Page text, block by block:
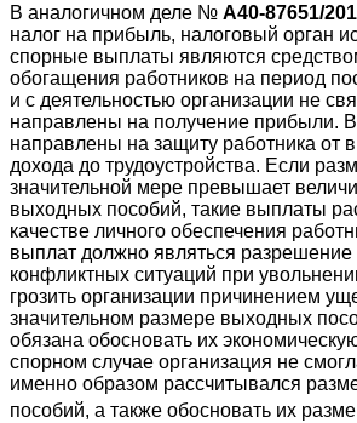
В аналогичном деле № А40-87651/
налог на прибыль, налоговый орган
спорные выплаты являются
обогащения работников на период
и с деятельностью организации не
направлены на получение прибыли.
направлены на защиту работника от
дохода до трудоустройства. Если
значительной мере превышает
выходных пособий, такие выплаты
качестве личного обеспечения
выплат должно являться
конфликтных ситуаций при
грозить организации причинением
значительном размере выходных
обязана обосновать их
спорном случае организация не
именно образом рассчитывался
пособий, а также обосновать их